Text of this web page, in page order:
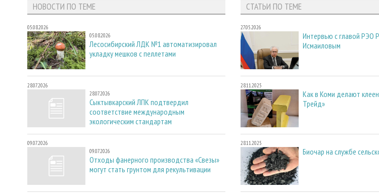
НОВОСТИ ПО ТЕМЕ
05.08.2026
05.08.2026
Лесосибирский ЛДК №1 автоматизировал
укладку мешков с пеллетами
28.07.2026
28.07.2026
Сыктывкарский ЛПК подтвердил
соответствие международным
экологическим стандартам
09.07.2026
09.07.2026
Отходы фанерного производства «Свезы»
могут стать грунтом для рекультивации
СТАТЬИ ПО ТЕМЕ
27.05.2026
Интервью с главой РЭО
Исмаиловым
28.11.2025
Как в Коми делают
Трейд»
28.11.2025
Биочар на службе